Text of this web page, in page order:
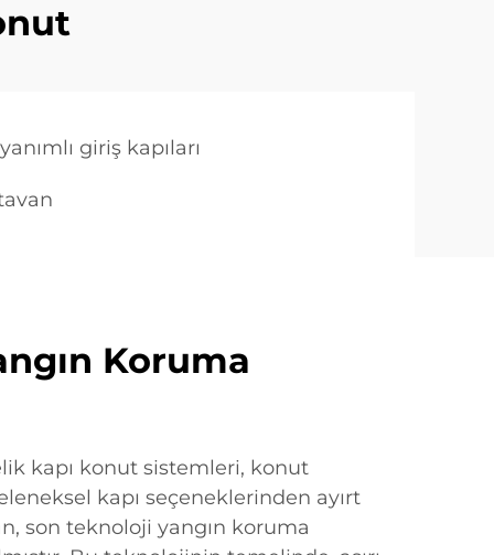
giriş kapıları
Koruma
kapı konut sistemleri, konut
kapı seçeneklerinden ayırt
son teknoloji yangın koruma